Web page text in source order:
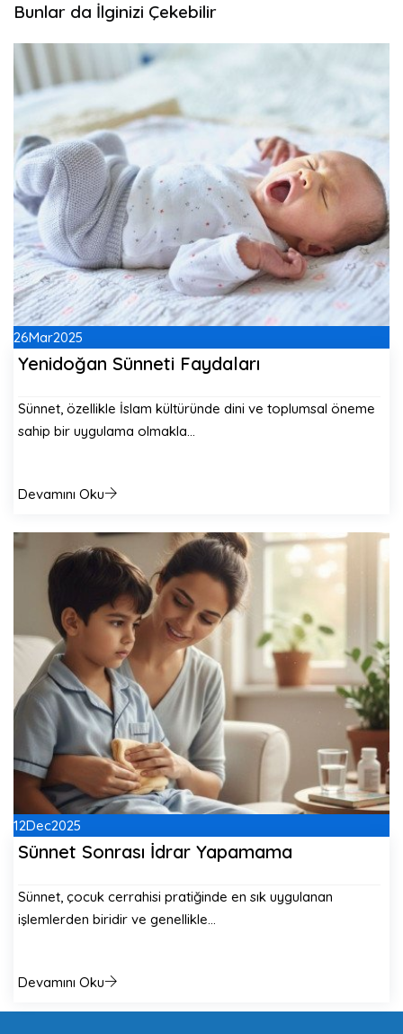
Bunlar da İlginizi Çekebilir
26Mar2025
Yenidoğan Sünneti Faydaları
Sünnet, özellikle İslam kültüründe dini ve toplumsal öneme
sahip bir uygulama olmakla…
Devamını Oku
12Dec2025
Sünnet Sonrası İdrar Yapamama
Sünnet, çocuk cerrahisi pratiğinde en sık uygulanan
işlemlerden biridir ve genellikle…
Devamını Oku